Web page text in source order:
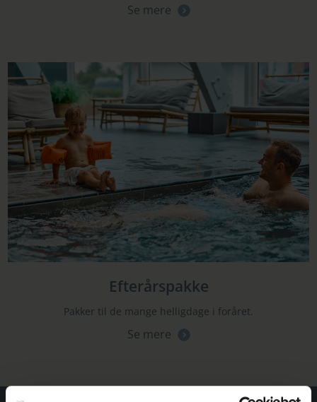
Se mere
Efterårspakke
Pakker til de mange helligdage i foråret.
Se mere